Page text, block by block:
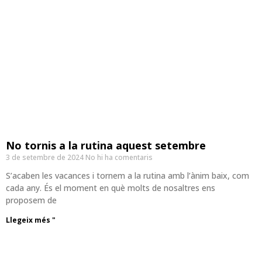
No tornis a la rutina aquest setembre
3 de setembre de 2024 No hi ha comentaris
S’acaben les vacances i tornem a la rutina amb l’ànim baix, com
cada any. És el moment en què molts de nosaltres ens
proposem de
Llegeix més "